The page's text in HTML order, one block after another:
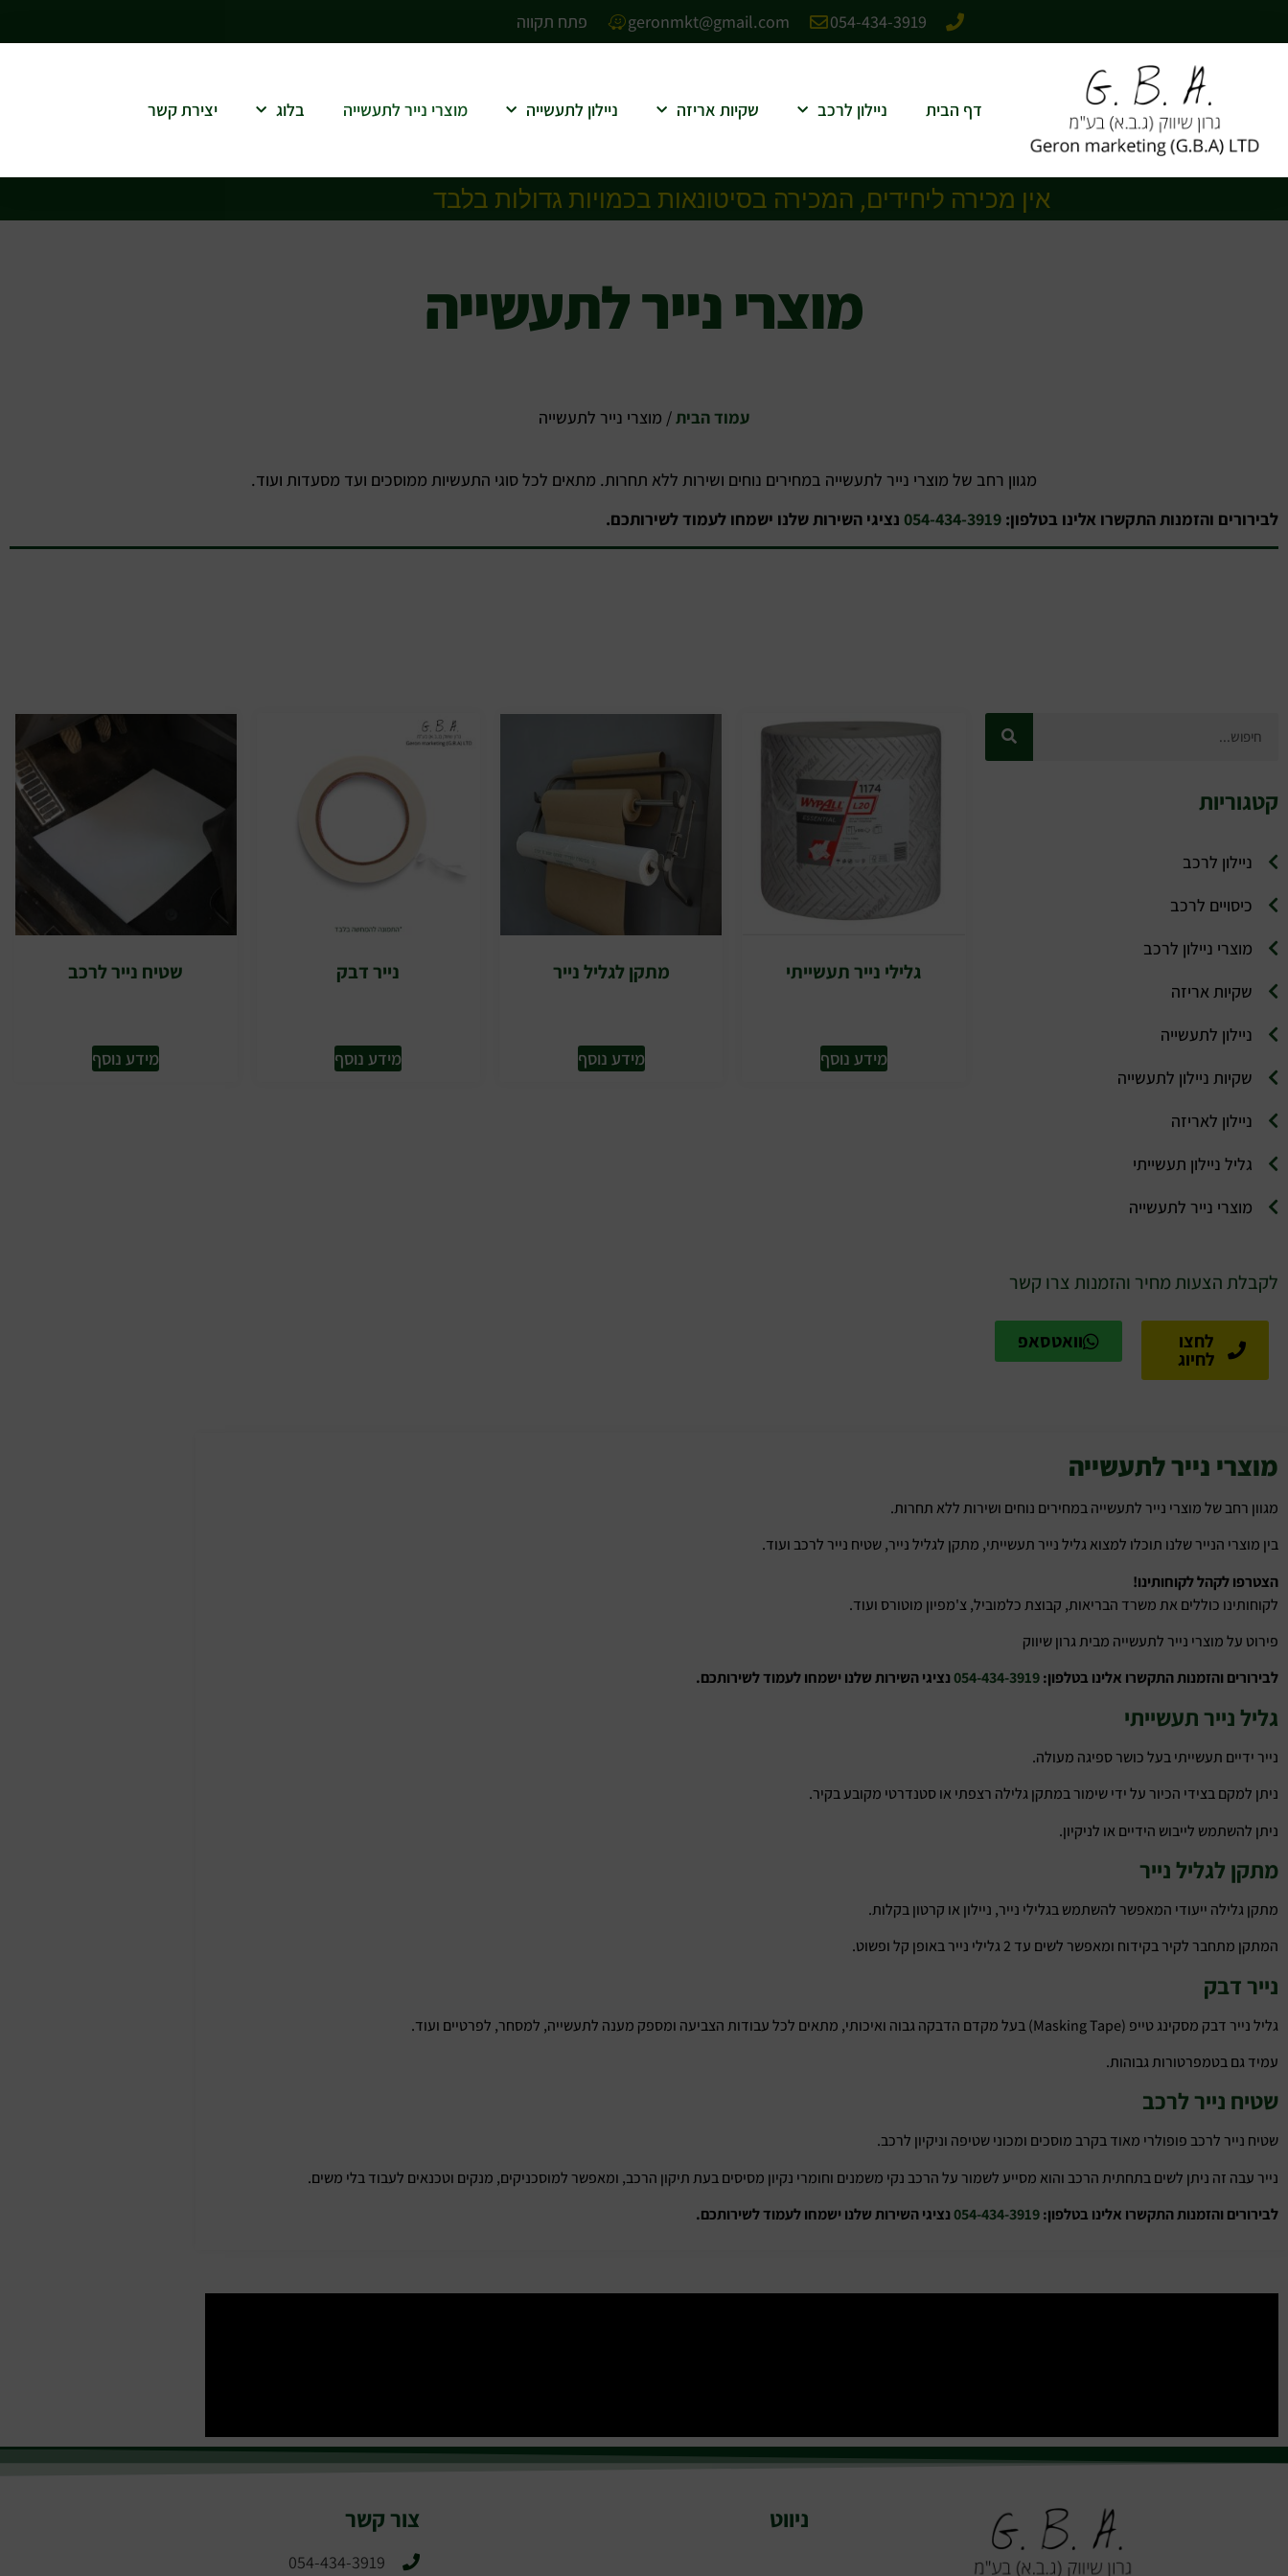
054-434-3919
geronmkt@gmail.com פתח תקווה
דף הבית ניילון לרכב שקיות אריזה ניילון לתעשייה מוצרי נייר לתעשייה בלוג יצירת קשר
אין מכירה ליחידים, המכירה בסיטונאות בכמויות גדולות בלבד
מוצרי נייר לתעשייה
עמוד הבית/ מוצרי נייר לתעשייה
מגוון רחב של מוצרי נייר לתעשייה במחירים נוחים ושירות ללא תחרות. מתאים לכל סוגי התעשיות ממוסכים ועד מסעדות ועוד.
לבירורים והזמנות התקשרו אלינו בטלפון: 054-434-3919 נציגי השירות שלנו ישמחו לעמוד לשירותכם.
קטגוריות
ניילון לרכב
כיסויים לרכב
מוצרי ניילון לרכב
שקיות אריזה
ניילון לתעשייה
שקיות ניילון לתעשייה
ניילון לאריזה
גליל ניילון תעשייתי
מוצרי נייר לתעשייה
לקבלת הצעות מחיר והזמנות צרו קשר
לחצו
לחיוג
וואטסאפ
גלילי נייר תעשייתי
מידע נוסף
מתקן לגליל נייר
מידע נוסף
נייר דבק
מידע נוסף
שטיח נייר לרכב
מידע נוסף
מוצרי נייר לתעשייה
מגוון רחב של מוצרי נייר לתעשייה במחירים נוחים ושירות ללא תחרות.
בין מוצרי הנייר שלנו תוכלו למצוא גליל נייר תעשייתי, מתקן לגליל נייר, שטיח נייר לרכב ועוד.
הצטרפו לקהל לקוחותינו!
לקוחותינו כוללים את משרד הבריאות, קבוצת כלמוביל, צ'מפיון מוטורס ועוד.
פירוט על מוצרי נייר לתעשייה מבית גרון שיווק
לבירורים והזמנות התקשרו אלינו בטלפון:054-434-3919נציגי השירות שלנו ישמחו לעמוד לשירותכם.
גליל נייר תעשייתי
נייר ידיים תעשייתי בעל כושר ספיגה מעולה.
ניתן למקם בצידי הכיור על ידי שימור במתקן גלילה רצפתי או סטנדרטי מקובע בקיר.
ניתן להשתמש לייבוש הידיים או לניקיון.
מתקן לגליל נייר
מתקן גלילה ייעודי המאפשר להשתמש בגלילי נייר, ניילון או קרטון בקלות.
המתקן מתחבר לקיר בקידוח ומאפשר לשים עד 2 גלילי נייר באופן קל ופשוט.
נייר דבק
גליל נייר דבק מסקינג טייפ (Masking Tape) בעל מקדם הדבקה גבוה ואיכותי, מתאים לכל עבודות הצביעה ומספק מענה לתעשייה, למסחר, לפרטיים ועוד.
עמיד גם בטמפרטורות גבוהות.
שטיח נייר לרכב
שטיח נייר לרכב פופולרי מאוד בקרב מוסכים ומכוני שטיפה וניקיון לרכב.
נייר עבה זה ניתן לשים בתחתית הרכב והוא מסייע לשמור על הרכב נקי משמנים וחומרי נקיון מסיסים בעת תיקון הרכב, ומאפשר למוסכניקים, מנקים וטכנאים לעבוד בלי משים.
לבירורים והזמנות התקשרו אלינו בטלפון:054-434-3919נציגי השירות שלנו ישמחו לעמוד לשירותכם.
ניווט צור קשר
054-434-3919